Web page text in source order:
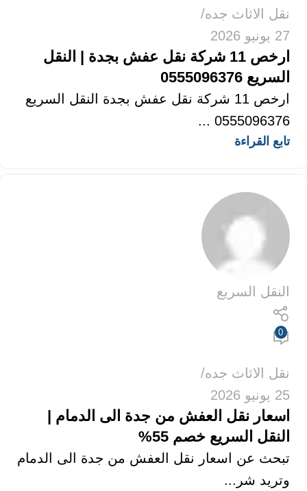
نقل الاثاث جده
27 يونيو 2026
ارخص 11 شركة نقل عفش بجدة | النقل
السريع 0555096376
ارخص 11 شركة نقل عفش بجدة النقل السريع
0555096376 ...
تابع القراءة
النقل السريع
0
نقل الاثاث جده
25 يونيو 2026
اسعار نقل العفش من جدة الى الدمام |
النقل السريع خصم 55%
تبحث عن اسعار نقل العفش من جدة الى الدمام
وتريد شر...